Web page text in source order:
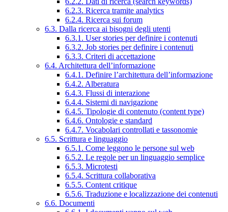
6.2.3. Ricerca tramite analytics
6.2.4. Ricerca sui forum
6.3. Dalla ricerca ai bisogni degli utenti
6.3.1. User stories per definire i contenuti
6.3.2. Job stories per definire i contenuti
6.3.3. Criteri di accettazione
6.4. Architettura dell’informazione
6.4.1. Definire l’architettura dell’informazione
6.4.2. Alberatura
6.4.3. Flussi di interazione
6.4.4. Sistemi di navigazione
6.4.5. Tipologie di contenuto (content type)
6.4.6. Ontologie e standard
6.4.7. Vocabolari controllati e tassonomie
6.5. Scrittura e linguaggio
6.5.1. Come leggono le persone sul web
6.5.2. Le regole per un linguaggio semplice
6.5.3. Microtesti
6.5.4. Scrittura collaborativa
6.5.5. Content critique
6.5.6. Traduzione e localizzazione dei contenuti
6.6. Documenti